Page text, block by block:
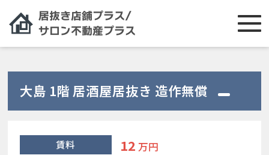
大島 1階 居酒屋居抜き 造作無償
賃料 12 万円